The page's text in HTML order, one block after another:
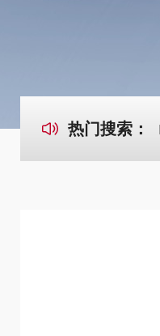
热门搜索：